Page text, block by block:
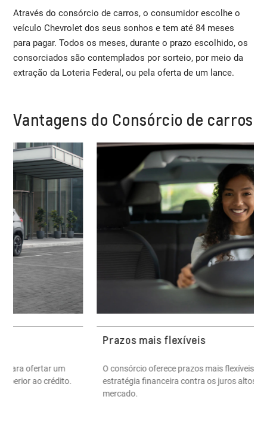
Através do consórcio de carros, o consumidor escolhe o
veículo Chevrolet dos seus sonhos e tem até 84 meses
para pagar. Todos os meses, durante o prazo escolhido, os
consorciados são contemplados por sorteio, por meio da
extração da Loteria Federal, ou pela oferta de um lance.
Vantagens do Consórcio de carros
Prazos mais flexíveis
O consórcio oferece prazos mais flexíveis e pode ser uma
estratégia financeira contra os juros altos praticados pelo